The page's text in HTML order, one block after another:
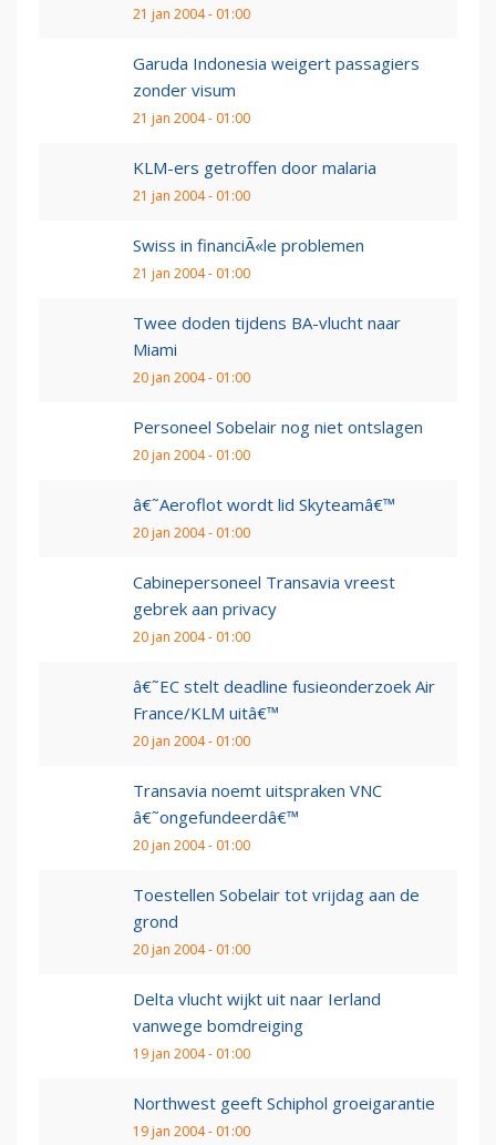
21 jan 2004 - 01:00
Garuda Indonesia weigert passagiers
zonder visum
21 jan 2004 - 01:00
KLM-ers getroffen door malaria
21 jan 2004 - 01:00
Swiss in financiÃ«le problemen
21 jan 2004 - 01:00
Twee doden tijdens BA-vlucht naar
Miami
20 jan 2004 - 01:00
Personeel Sobelair nog niet ontslagen
20 jan 2004 - 01:00
â€˜Aeroflot wordt lid Skyteamâ€™
20 jan 2004 - 01:00
Cabinepersoneel Transavia vreest
gebrek aan privacy
20 jan 2004 - 01:00
â€˜EC stelt deadline fusieonderzoek Air
France/KLM uitâ€™
20 jan 2004 - 01:00
Transavia noemt uitspraken VNC
â€˜ongefundeerdâ€™
20 jan 2004 - 01:00
Toestellen Sobelair tot vrijdag aan de
grond
20 jan 2004 - 01:00
Delta vlucht wijkt uit naar Ierland
vanwege bomdreiging
19 jan 2004 - 01:00
Northwest geeft Schiphol groeigarantie
19 jan 2004 - 01:00